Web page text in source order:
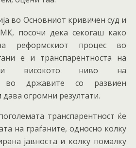
во Основниот кривичен суд и
посочи дека секогаш како
реформскиот процес во
е и транспарентноста на
високото ниво на
во државите со развиен
дава огромни резултати.
транспарентност ќе
на граѓаните, односно колку
јавноста и колку помалку